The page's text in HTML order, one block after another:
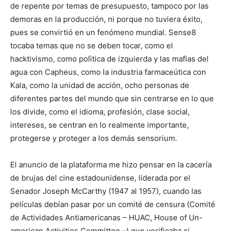
de repente por temas de presupuesto, tampoco por las
demoras en la producción, ni porque no tuviera éxito,
pues se convirtió en un fenómeno mundial. Sense8
tocaba temas que no se deben tocar, como el
hacktivismo, como polìtica de izquierda y las mafias del
agua con Capheus, como la industria farmaceútica con
Kala, como la unidad de acción, ocho personas de
diferentes partes del mundo que sin centrarse en lo que
los divide, como el idioma, profesión, clase social,
intereses, se centran en lo realmente importante,
protegerse y proteger a los demás sensorium.
El anuncio de la plataforma me hizo pensar en la cacería
de brujas del cine estadounidense, liderada por el
Senador Joseph McCarthy (1947 al 1957), cuando las
películas debían pasar por un comité de censura (Comité
de Actividades Antiamericanas – HUAC, House of Un-